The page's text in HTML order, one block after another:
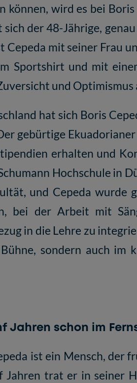
können, wird es bei
sich der 48-Jährige,
Cepeda mit seiner Frau
Sportshirt und mit
und Optimismus
hat sich Boris
gebürtige
erhalten und
Hochschule in
und Cepeda wurde
bei der Arbeit mit
in die Lehre zu
sondern auch im
Jahren schon im
ist ein Mensch, der
trat er in seiner